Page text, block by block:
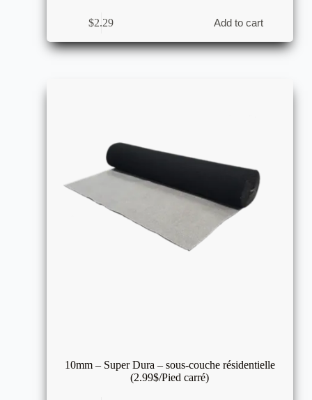
$2.29 Add to cart
10mm – Super Dura – sous-couche résidentielle
(2.99$/Pied carré)